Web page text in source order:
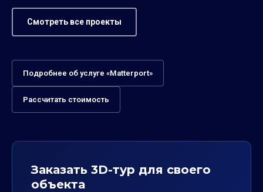
Смотреть все проекты
Подробнее об услуге «Matterport»
Рассчитать стоимость
Заказать 3D-тур для своего
объекта